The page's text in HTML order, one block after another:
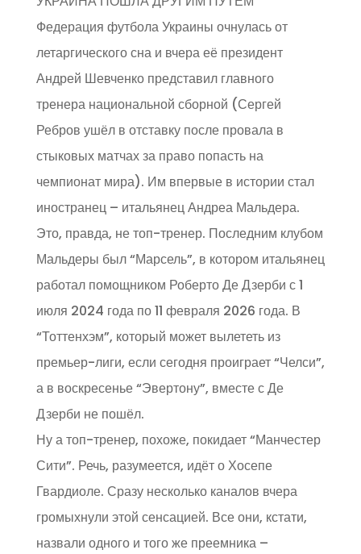
Федерация футбола Украины очнулась от
летаргического сна и вчера её президент
Андрей Шевченко представил главного
тренера национальной сборной (Сергей
Ребров ушёл в отставку после провала в
стыковых матчах за право попасть на
чемпионат мира). Им впервые в истории стал
иностранец – итальянец Андреа Мальдера.
Это, правда, не топ-тренер. Последним клубом
Мальдеры был “Марсель”, в котором итальянец
работал помощником Роберто Де Дзерби с 1
июля 2024 года по 11 февраля 2026 года. В
“Тоттенхэм”, который может вылететь из
премьер-лиги, если сегодня проиграет “Челси”,
а в воскресенье “Эвертону”, вместе с Де
Дзерби не пошёл.
Ну а топ-тренер, похоже, покидает “Манчестер
Сити”. Речь, разумеется, идёт о Хосепе
Гвардиоле. Сразу несколько каналов вчера
громыхнули этой сенсацией. Все они, кстати,
назвали одного и того же преемника –